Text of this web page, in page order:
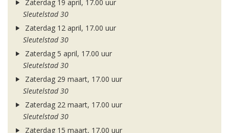
Zaterdag 19 april, 17.00 uur
Sleutelstad 30
Zaterdag 12 april, 17.00 uur
Sleutelstad 30
Zaterdag 5 april, 17.00 uur
Sleutelstad 30
Zaterdag 29 maart, 17.00 uur
Sleutelstad 30
Zaterdag 22 maart, 17.00 uur
Sleutelstad 30
Zaterdag 15 maart, 17.00 uur